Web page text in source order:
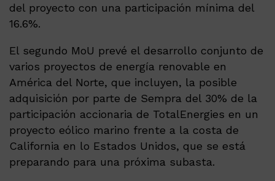
del proyecto con una participación mínima del
16.6%.
El segundo MoU prevé el desarrollo conjunto de
varios proyectos de energía renovable en
América del Norte, que incluyen, la posible
adquisición por parte de Sempra del 30% de la
participación accionaria de TotalEnergies en un
proyecto eólico marino frente a la costa de
California en lo Estados Unidos, que se está
preparando para una próxima subasta.